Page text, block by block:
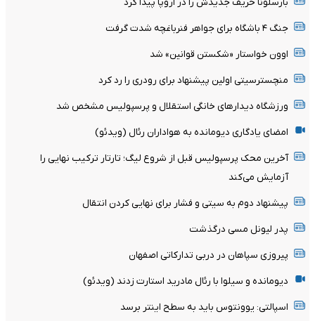
بارسلونا حریف جدیدش را در اروپا پیدا کرد
جنگ ۴ باشگاه برای جواهر فنرباغچه شدت گرفت
اوون خواستار «شکستن قوانین» شد
منچسترسیتی اولین پیشنهاد برای رودری را رد کرد
ورزشگاه دیدارهای خانگی استقلال و پرسپولیس مشخص شد
امضای یادگاری دیومانده به هواداران رئال (ویدئو)
آخرین محک پرسپولیس قبل از شروع لیگ؛ تارتار ترکیب نهایی را
آزمایش می‌کند
پیشنهاد دوم به سیتی و فشار برای نهایی کردن انتقال
پدر لیونل مسی درگذشت
پیروزی سپاهان در دربی تدارکاتی اصفهان
دیومانده و سیلوا با رئال مادرید استارت زدند (ویدئو)
اسپالتی: یوونتوس باید به سطح اینتر برسد